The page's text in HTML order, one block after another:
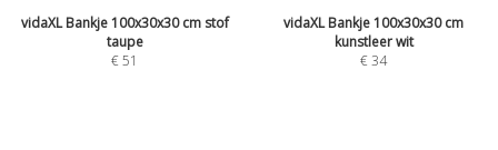
vidaXL Bankje 100x30x30 cm stof
taupe
€51
vidaXL Bankje 100x30x30 cm
kunstleer wit
€34